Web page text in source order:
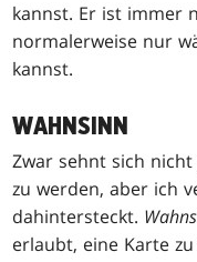
kannst. Er ist immer
normalerweise nur
kannst.
WAHNSINN
Zwar sehnt sich
zu werden, aber ich
dahintersteckt.
erlaubt, eine Karte